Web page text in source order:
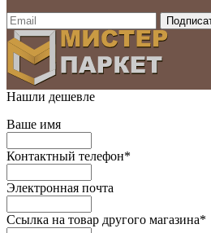
Нашли дешевле
Ваше имя
Контактный телефон*
Электронная почта
Ссылка на товар другого магазина*